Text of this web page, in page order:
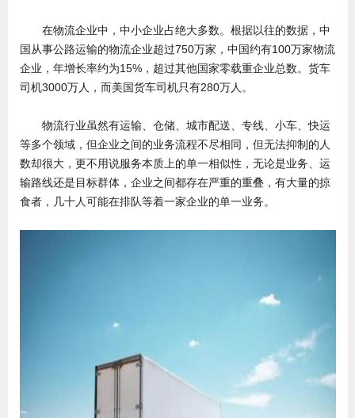
在物流企业中，中小企业占绝大多数。根据以往的数据，中
国从事公路运输的物流企业超过750万家，中国约有100万家物流
企业，年增长率约为15%，超过其他国家零载重企业总数。货车
司机3000万人，而美国货车司机只有280万人。
物流行业虽然有运输、仓储、城市配送、专线、小车、快运
等多个领域，但企业之间的业务流程不尽相同，但无法抑制的人
数却很大，更不用说服务本质上的单一相似性，无论是业务、运
输路线还是目标群体，企业之间都存在严重的重叠，有大量的掠
食者，几十人可能在排队等着一家企业的单一业务。